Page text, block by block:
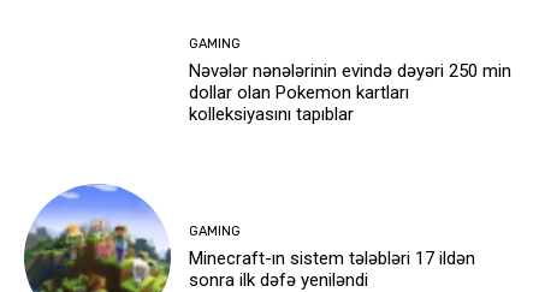
GAMING
Nəvələr nənələrinin evində dəyəri 250 min
dollar olan Pokemon kartları
kolleksiyasını tapıblar
GAMING
Minecraft-ın sistem tələbləri 17 ildən
sonra ilk dəfə yeniləndi